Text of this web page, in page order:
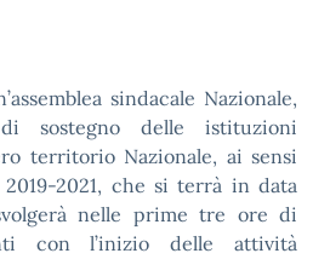
sindacale Nazionale,
sostegno delle istituzioni
territorio Nazionale, ai sensi
2019-2021, che si terrà in data
nelle prime tre ore di
con l’inizio delle attività